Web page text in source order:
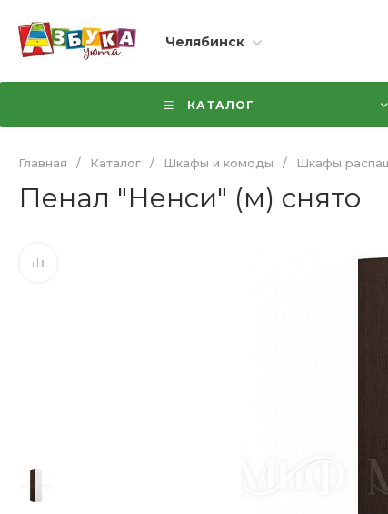
Челябинск
КАТАЛОГ
Главная / Каталог / Шкафы и комоды / Шкафы
Пенал "Ненси" (м) снято